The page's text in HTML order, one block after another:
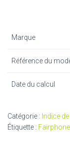
Marque
Référence du
Date du calcul
Catégorie : Indice
Étiquette : Fairphone